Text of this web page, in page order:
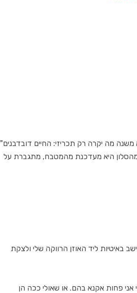
מה יקרה רק תכריזי: החיים דובדבנים"
היא מעדכנת מהמטבח, מתגברת על
באיטיות ליד האוזן הרווקה שלי ולצקת
אני פחות אקנא בהם. או שאולי ככה הן